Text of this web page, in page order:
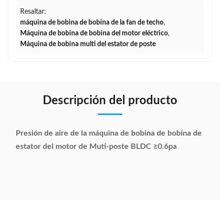
Resaltar:
máquina de bobina de bobina de la fan de techo,
Máquina de bobina de bobina del motor eléctrico,
Máquina de bobina multi del estator de poste
Descripción del producto
Presión de aire de la máquina de bobina de bobina de
estator del motor de Muti-poste BLDC ≥0.6pa